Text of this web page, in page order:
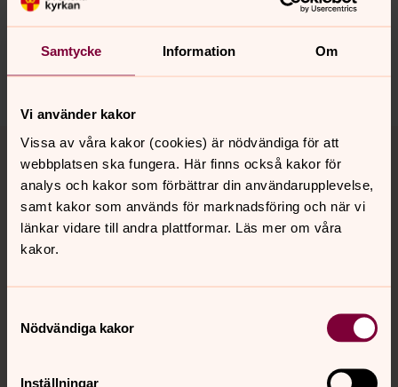
Samtycke Information Om
Vi använder kakor
Vissa av våra kakor (cookies) är nödvändiga för att
webbplatsen ska fungera. Här finns också kakor för
analys och kakor som förbättrar din användarupplevelse,
samt kakor som används för marknadsföring och när vi
länkar vidare till andra plattformar. Läs mer om våra
kakor.
Nödvändiga kakor
Inställningar
krokoms.pastorat@svenskakyrkan.se
Dela
Tillbaka till toppen
Tillbaka till innehållet
Kontakt
Kalender